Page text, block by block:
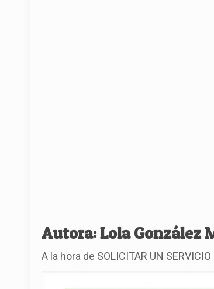
Autora: Lola González
A la hora de SOLICITAR UN